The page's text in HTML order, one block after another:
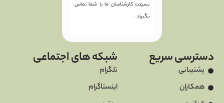
بسرعت کارشناسان ما با شما تماس
شبکه های اجتماعی